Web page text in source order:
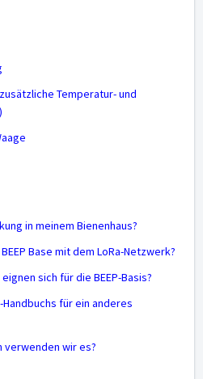
Temperatur- und
in meinem Bienenhaus?
Base mit dem LoRa-Netzwerk?
sich für die BEEP-Basis?
für ein anderes
verwenden wir es?